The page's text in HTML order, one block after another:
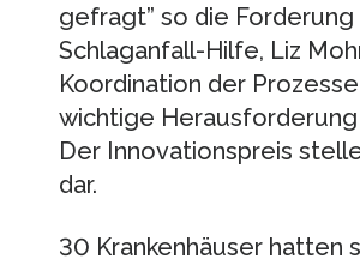
gefragt” so die
Schlaganfall-Hilfe, Liz
Koordination der
wichtige Herausforderung
Der Innovationspreis
dar.
30 Krankenhäuser hatten